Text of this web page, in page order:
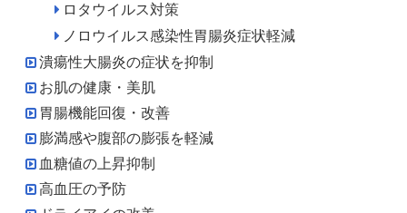
ロタウイルス対策
ノロウイルス感染性胃腸炎症状軽減
潰瘍性大腸炎の症状を抑制
お肌の健康・美肌
胃腸機能回復・改善
膨満感や腹部の膨張を軽減
血糖値の上昇抑制
高血圧の予防